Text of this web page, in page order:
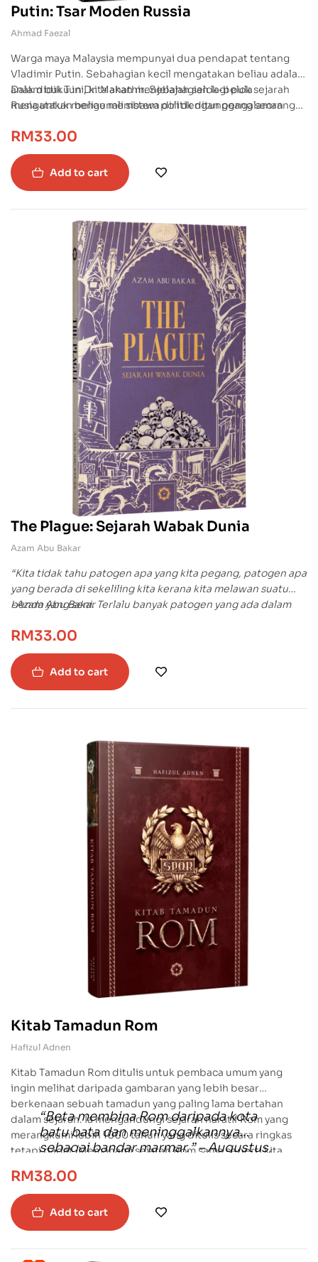
Putin: Tsar Moden Russia
Ahmad Faezal
Warga maya Malaysia mempunyai dua pendapat tentang
Vladimir Putin. Sebahagian kecil mengatakan beliau adalah
anak didik Tun Dr. Mahathir. Sebahagian lagi pula
mengatakan beliau membawa diri dengan pengalaman
kerajaan di bawah Boris Yeltsin.
Dalam buku ini, kita akan menjelajah selok-belok sejarah
Rusia untuk mengenali sistem politik ditunggang seorang
RM33.00
Add to cart
The Plague: Sejarah Wabak Dunia
Azam Abu Bakar
“Kita tidak tahu patogen apa yang kita pegang, patogen apa
yang berada di sekeliling kita kerana kita melawan suatu
benda yang seni. Terlalu banyak patogen yang ada dalam
-Azam Abu Bakar
RM33.00
Add to cart
Kitab Tamadun Rom
Hafizul Adnen
Kitab Tamadun Rom ditulis untuk pembaca umum yang
ingin melihat daripada gambaran yang lebih besar
berkenaan sebuah tamadun yang paling lama bertahan
dalam sejarah. Ia mengandungi sejarah naratif Rom yang
merangkumi lebih 1000 tahun yang ditulis secara ringkas
tetapi padat. Memahami sejarah Rom sama seperti kita
menyediakan asas terbaik untuk memulakannya.
“Beta membina Rom daripada kota
batu bata dan meninggalkannya
sebagai bandar marmar.” – Augustus,
RM38.00
Add to cart